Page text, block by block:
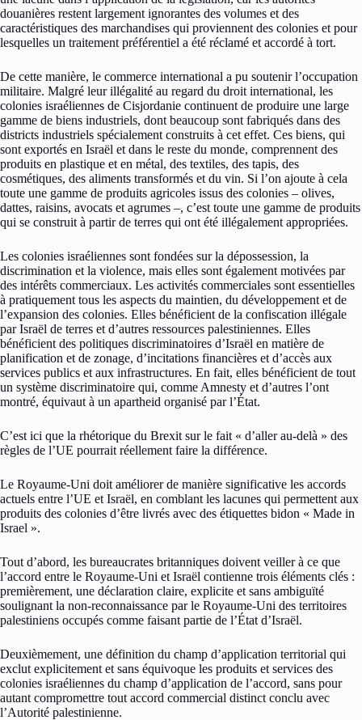
douanières restent largement ignorantes des volumes et des
caractéristiques des marchandises qui proviennent des colonies et pour
lesquelles un traitement préférentiel a été réclamé et accordé à tort.
De cette manière, le commerce international a pu soutenir l’occupation
militaire. Malgré leur illégalité au regard du droit international, les
colonies israéliennes de Cisjordanie continuent de produire une large
gamme de biens industriels, dont beaucoup sont fabriqués dans des
districts industriels spécialement construits à cet effet. Ces biens, qui
sont exportés en Israël et dans le reste du monde, comprennent des
produits en plastique et en métal, des textiles, des tapis, des
cosmétiques, des aliments transformés et du vin. Si l’on ajoute à cela
toute une gamme de produits agricoles issus des colonies – olives,
dattes, raisins, avocats et agrumes –, c’est toute une gamme de produits
qui se construit à partir de terres qui ont été illégalement appropriées.
Les colonies israéliennes sont fondées sur la dépossession, la
discrimination et la violence, mais elles sont également motivées par
des intérêts commerciaux. Les activités commerciales sont essentielles
à pratiquement tous les aspects du maintien, du développement et de
l’expansion des colonies. Elles bénéficient de la confiscation illégale
par Israël de terres et d’autres ressources palestiniennes. Elles
bénéficient des politiques discriminatoires d’Israël en matière de
planification et de zonage, d’incitations financières et d’accès aux
services publics et aux infrastructures. En fait, elles bénéficient de tout
un système discriminatoire qui, comme Amnesty et d’autres l’ont
montré, équivaut à un apartheid organisé par l’État.
C’est ici que la rhétorique du Brexit sur le fait « d’aller au-delà » des
règles de l’UE pourrait réellement faire la différence.
Le Royaume-Uni doit améliorer de manière significative les accords
actuels entre l’UE et Israël, en comblant les lacunes qui permettent aux
produits des colonies d’être livrés avec des étiquettes bidon « Made in
Israel ».
Tout d’abord, les bureaucrates britanniques doivent veiller à ce que
l’accord entre le Royaume-Uni et Israël contienne trois éléments clés :
premièrement, une déclaration claire, explicite et sans ambiguïté
soulignant la non-reconnaissance par le Royaume-Uni des territoires
palestiniens occupés comme faisant partie de l’État d’Israël.
Deuxièmement, une définition du champ d’application territorial qui
exclut explicitement et sans équivoque les produits et services des
colonies israéliennes du champ d’application de l’accord, sans pour
autant compromettre tout accord commercial distinct conclu avec
l’Autorité palestinienne.